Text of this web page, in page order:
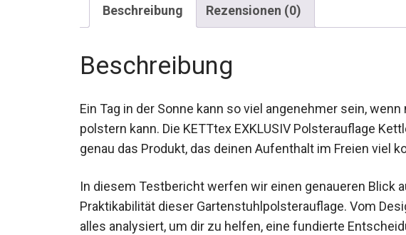
Beschreibung Rezensionen (0)
Beschreibung
Ein Tag in der Sonne kann so viel angenehmer sein,
polstern kann. Die KETTtex EXKLUSIV Polsterauflage
genau das Produkt, das deinen Aufenthalt im Freien viel
In diesem Testbericht werfen wir einen genaueren Blick
Praktikabilität dieser Gartenstuhlpolsterauflage. Vom
alles analysiert, um dir zu helfen, eine fundierte